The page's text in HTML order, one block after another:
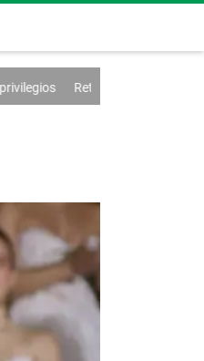
vehiculares por problemas